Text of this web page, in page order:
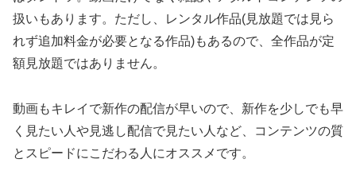
扱いもあります。ただし、レンタル作品(見放題では見ら
れず追加料金が必要となる作品)もあるので、全作品が定
額見放題ではありません。
動画もキレイで新作の配信が早いので、新作を少しでも早
く見たい人や見逃し配信で見たい人など、コンテンツの質
とスピードにこだわる人にオススメです。